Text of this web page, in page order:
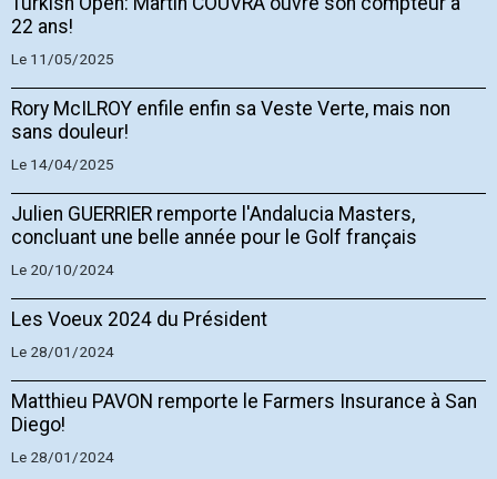
22 ans!
Le 11/05/2025
Rory McILROY enfile enfin sa Veste Verte, mais non
sans douleur!
Le 14/04/2025
Julien GUERRIER remporte l'Andalucia Masters,
concluant une belle année pour le Golf français
Le 20/10/2024
Les Voeux 2024 du Président
Le 28/01/2024
Matthieu PAVON remporte le Farmers Insurance à San
Diego!
Le 28/01/2024